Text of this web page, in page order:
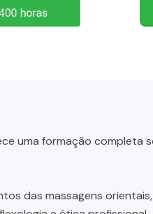
uma formação completa
das massagens